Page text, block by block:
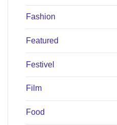
Fashion
Featured
Festivel
Film
Food